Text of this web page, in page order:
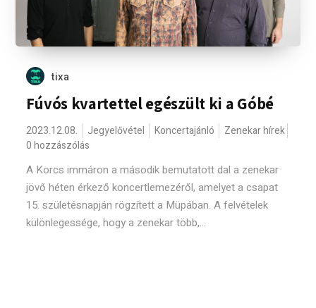
tixa
Fúvós kvartettel egészült ki a Góbé
2023.12.08. Jegyelővétel Koncertajánló
Zenekar hírek
0 hozzászólás
A Korcs immáron a második bemutatott dal a zenekar
jövő héten érkező koncertlemezéről, amelyet a csapat
15. születésnapján rögzített a Müpában. A felvételek
különlegessége, hogy a zenekar több,...